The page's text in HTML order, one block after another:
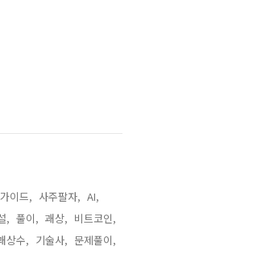
가이드, 사주팔자, AI,
, 풀이, 괘상, 비트코인,
상수, 기술사, 문제풀이,